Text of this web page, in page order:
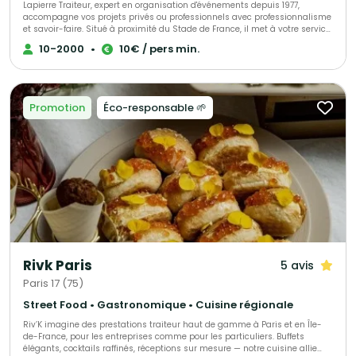
Lapierre Traiteur, expert en organisation d'événements depuis 1977,
accompagne vos projets privés ou professionnels avec professionnalisme
et savoir-faire. Situé à proximité du Stade de France, il met à votre service
une cuisine traditionnelle et d'exception, élaborée à partir de produits frais
et locaux. Grâce à une équipe de collaborateurs expérimentés, Lapierre
sociales.
10-2000 • 10€ / pers min.
Promotion Éco-responsable 🌱
Rivk Paris 5 avis
Paris 17 (75)
Street Food • Gastronomique • Cuisine régionale
Riv’K imagine des prestations traiteur haut de gamme à Paris et en Île-
de-France, pour les entreprises comme pour les particuliers. Buffets
élégants, cocktails raffinés, réceptions sur mesure — notre cuisine allie